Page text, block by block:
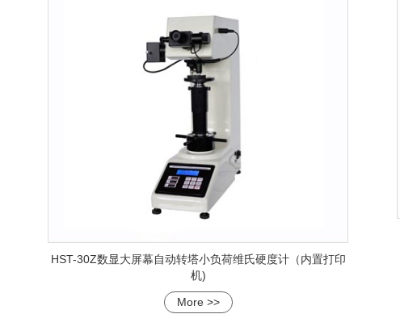
HST-30Z数显大屏幕自动转塔小负荷维氏硬度计（内置打印
机)
More >>